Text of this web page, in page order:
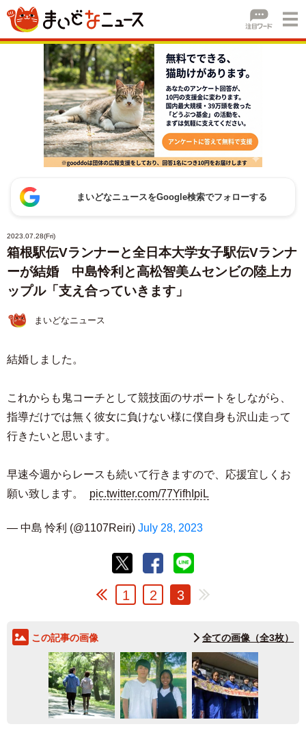
まいどなニュースをGoogle検索でフォローする
2023.07.28(Fri)
箱根駅伝Vランナーと全日本大学女子駅伝Vランナ
ーが結婚 中島怜利と高松智美ムセンビの陸上カ
ップル「支え合っていきます」
まいどなニュース
結婚しました。
これからも鬼コーチとして競技面のサポートをしながら、
指導だけでは無く彼女に負けない様に僕自身も沢山走って
行きたいと思います。
早速今週からレースも続いて行きますので、応援宜しくお
願い致します。
pic.twitter.com/77YifhIpiL
— 中島 怜利 (@1107Reiri) July 28, 2023
1 2 3
この記事の画像 全ての画像（全3枚）